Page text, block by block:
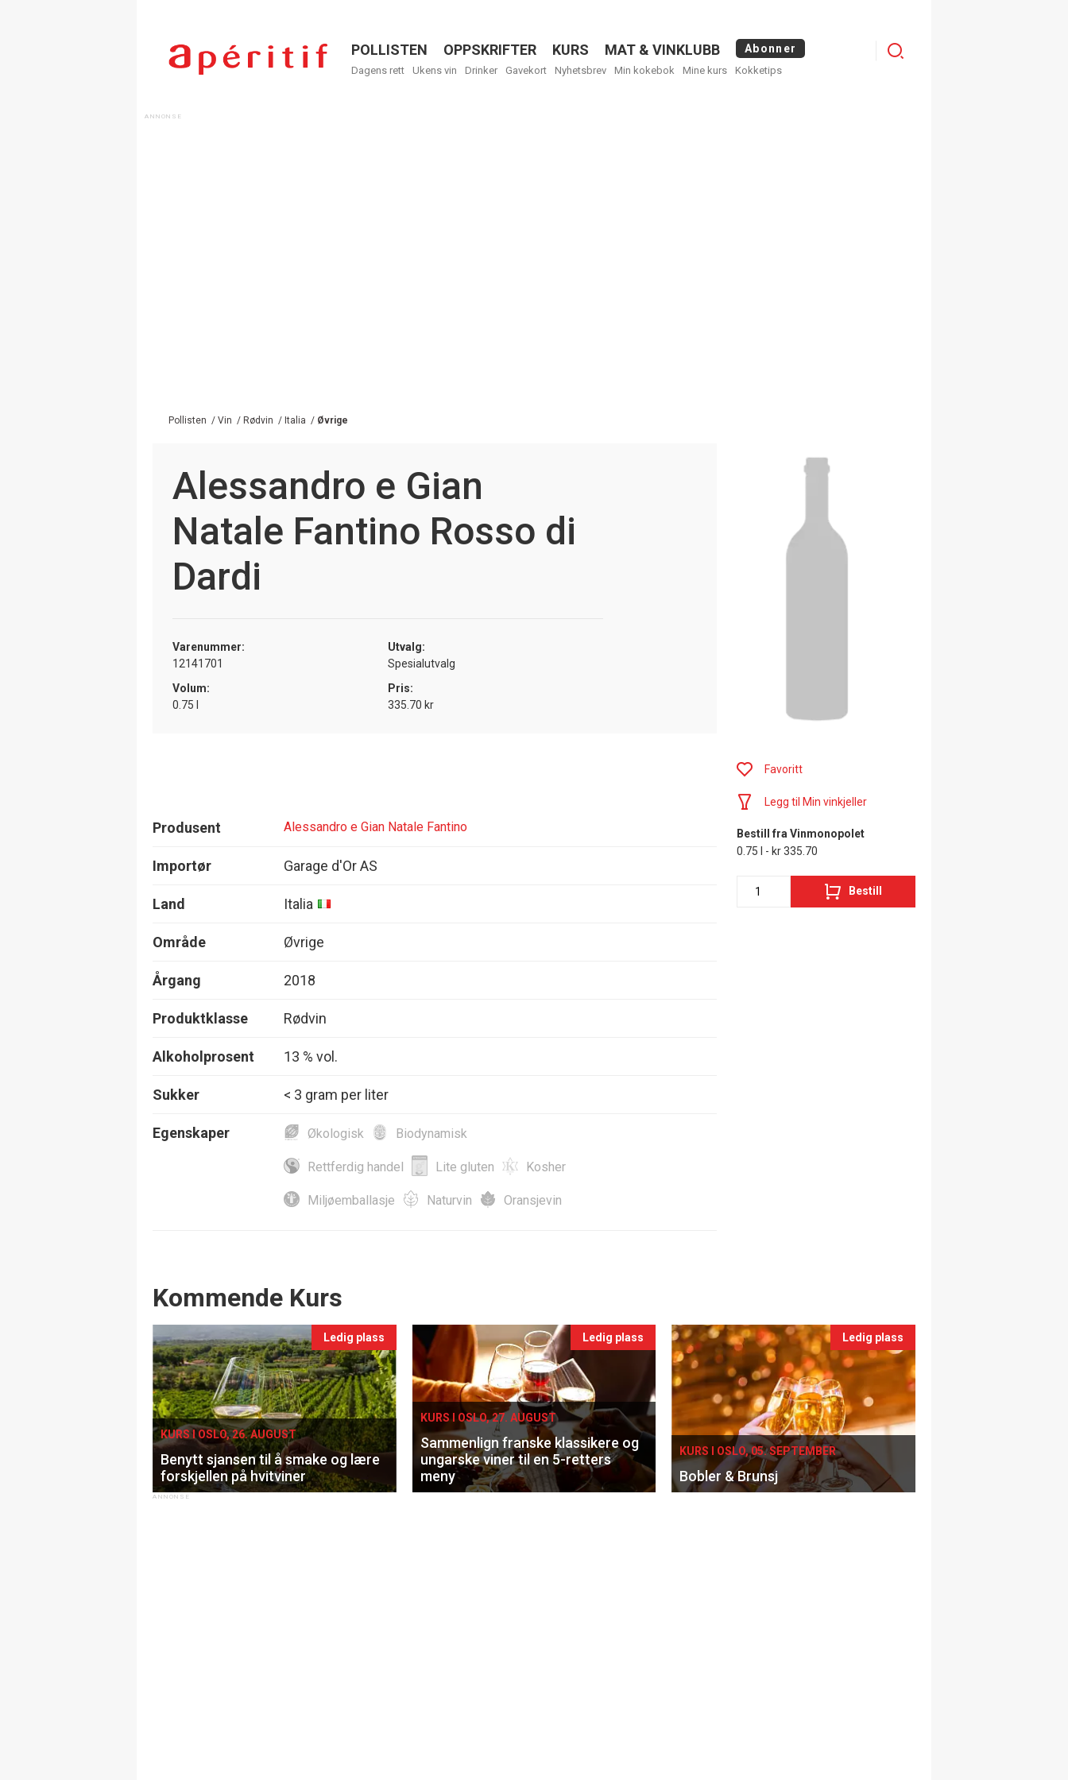
Menu
POLLISTEN OPPSKRIFTER KURS MAT & VINKLUBB Abonner
Dagens rett Ukens vin Drinker Gavekort Nyhetsbrev Min kokebok Mine kurs Kokketips
Menu
Pollisten / Vin / Rødvin / Italia / Øvrige
Alessandro e Gian
Natale Fantino Rosso di
Dardi
Varenummer:
12141701
Utvalg:
Spesialutvalg
Volum:
0.75 l
Pris:
335.70 kr
Produsent Alessandro e Gian Natale Fantino
Importør Garage d'Or AS
Land Italia
Område Øvrige
Årgang 2018
Produktklasse Rødvin
Alkoholprosent 13 % vol.
Sukker < 3 gram per liter
Egenskaper Økologisk Biodynamisk
Rettferdig handel Lite gluten Kosher
Miljøemballasje Naturvin Oransjevin
Favoritt
Legg til Min vinkjeller
Bestill fra Vinmonopolet
0.75 l - kr 335.70
Bestill
Events
Kommende Kurs
Ledig plass
KURS I OSLO, 26. AUGUST
Benytt sjansen til å smake og lære
forskjellen på hvitviner
Ledig plass
KURS I OSLO, 27. AUGUST
Sammenlign franske klassikere og
ungarske viner til en 5-retters
meny
Ledig plass
KURS I OSLO, 05. SEPTEMBER
Bobler & Brunsj